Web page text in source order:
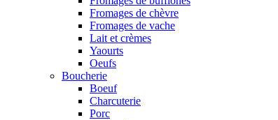
Fromages de chèvre
Fromages de vache
Lait et crèmes
Yaourts
Oeufs
Boucherie
Boeuf
Charcuterie
Porc